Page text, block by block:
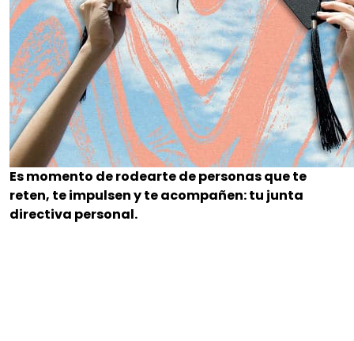
Es momento de rodearte de personas que te
reten, te impulsen y te acompañen: tu junta
directiva personal.